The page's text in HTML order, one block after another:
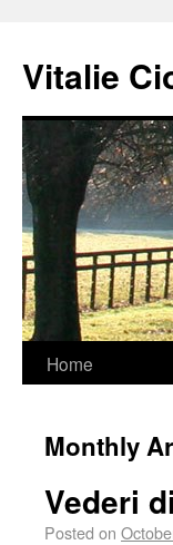
Vitalie
Home
Monthly
Vederi
Posted on